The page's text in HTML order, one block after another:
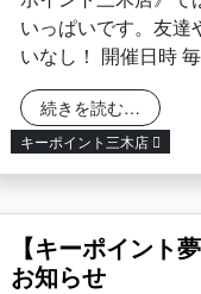
いっぱいです。友達
いなし！ 開催日時
続きを読む… from
キーポイント三木店
【キーポイント
お知らせ